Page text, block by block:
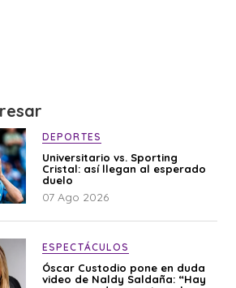
DEPORTES
Universitario vs. Sporting
Cristal: así llegan al esperado
duelo
07 Ago 2026
ESPECTÁCULOS
Óscar Custodio pone en duda
video de Naldy Saldaña: “Hay